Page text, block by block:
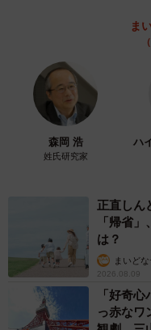
「となりのトトロ」（1988
3位 サツキとメイ
・自然の中に建ってて
代・女性）
・心が休まるスローラ
ま
森岡 浩
姓氏研究家
ハ
正直しん
「帰省
は？
まいど
2026.08.09
「好奇
っ赤なワ